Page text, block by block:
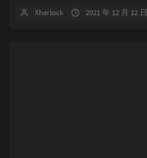
Xherlock 2021 年 12 月 12 日